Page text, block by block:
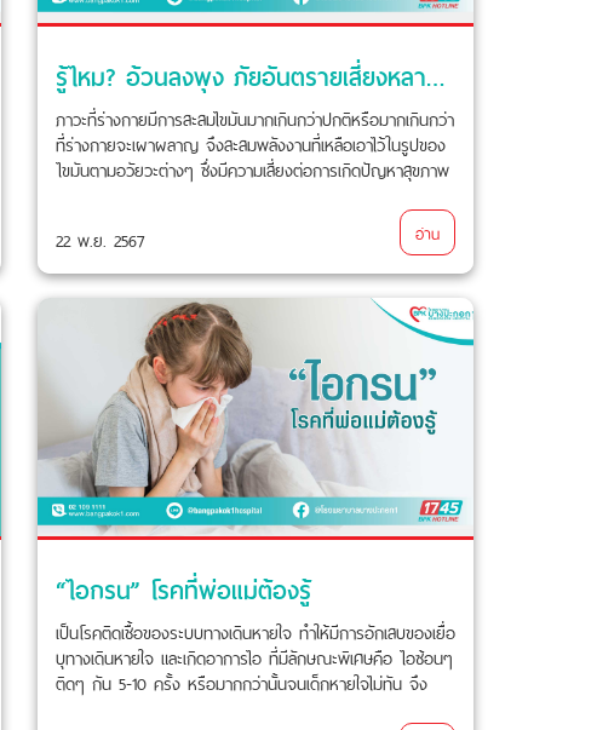
รู้ไหม? อ้วนลงพุง ภัยอันตรายเสี่ยงหลายโรค
ภาวะที่ร่างกายมีการสะสมไขมันมากเกินกว่าปกติหรือมากเกินกว่า
ที่ร่างกายจะเผาผลาญ จึงสะสมพลังงานที่เหลือเอาไว้ในรูปของ
ไขมันตามอวัยวะต่างๆ ซึ่งมีความเสี่ยงต่อการเกิดปัญหาสุขภาพ
และเป็นสาเหตุของการเกิดโรคเรื้อรังต่างๆ ตามมา
22 พ.ย. 2567
อ่าน
“ไอกรน” โรคที่พ่อแม่ต้องรู้
เป็นโรคติดเชื้อของระบบทางเดินหายใจ ทำให้มีการอักเสบของเยื่อ
บุทางเดินหายใจ และเกิดอาการไอ ที่มีลักษณะพิเศษคือ ไอซ้อนๆ
ติดๆ กัน 5-10 ครั้ง หรือมากกว่านั้นจนเด็กหายใจไม่ทัน จึง
หยุดไอ และมีอาการหายใจเข้าลึกๆ